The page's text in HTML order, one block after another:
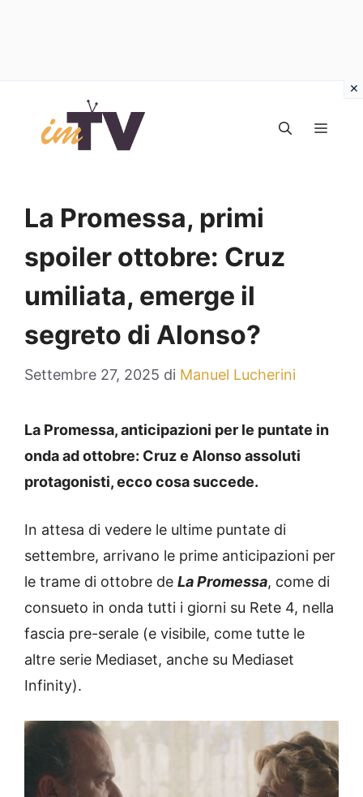
contenuto
La Promessa, primi
spoiler ottobre: Cruz
umiliata, emerge il
segreto di Alonso?
Settembre 27, 2025 di Manuel Lucherini
La Promessa, anticipazioni per le puntate in
onda ad ottobre: Cruz e Alonso assoluti
protagonisti, ecco cosa succede.
In attesa di vedere le ultime puntate di
settembre, arrivano le prime anticipazioni per
le trame di ottobre de La Promessa, come di
consueto in onda tutti i giorni su Rete 4, nella
fascia pre-serale (e visibile, come tutte le
altre serie Mediaset, anche su Mediaset
Infinity).